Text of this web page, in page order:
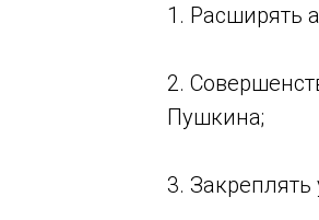
1. Расширять
2.
Пушкина;
3.